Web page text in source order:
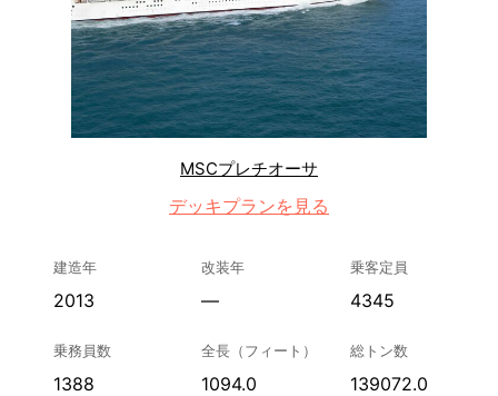
MSCプレチオーサ
デッキプランを見る
建造年
2013
改装年
—
乗客定員
4345
乗務員数
1388
全長（フィート）
1094.0
総トン数
139072.0